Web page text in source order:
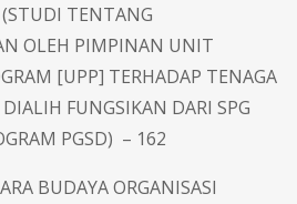
TENTANG
OLEH PIMPINAN UNIT
[UPP] TERHADAP TENAGA
FUNGSIKAN DARI SPG
PGSD) – 162
BUDAYA ORGANISASI